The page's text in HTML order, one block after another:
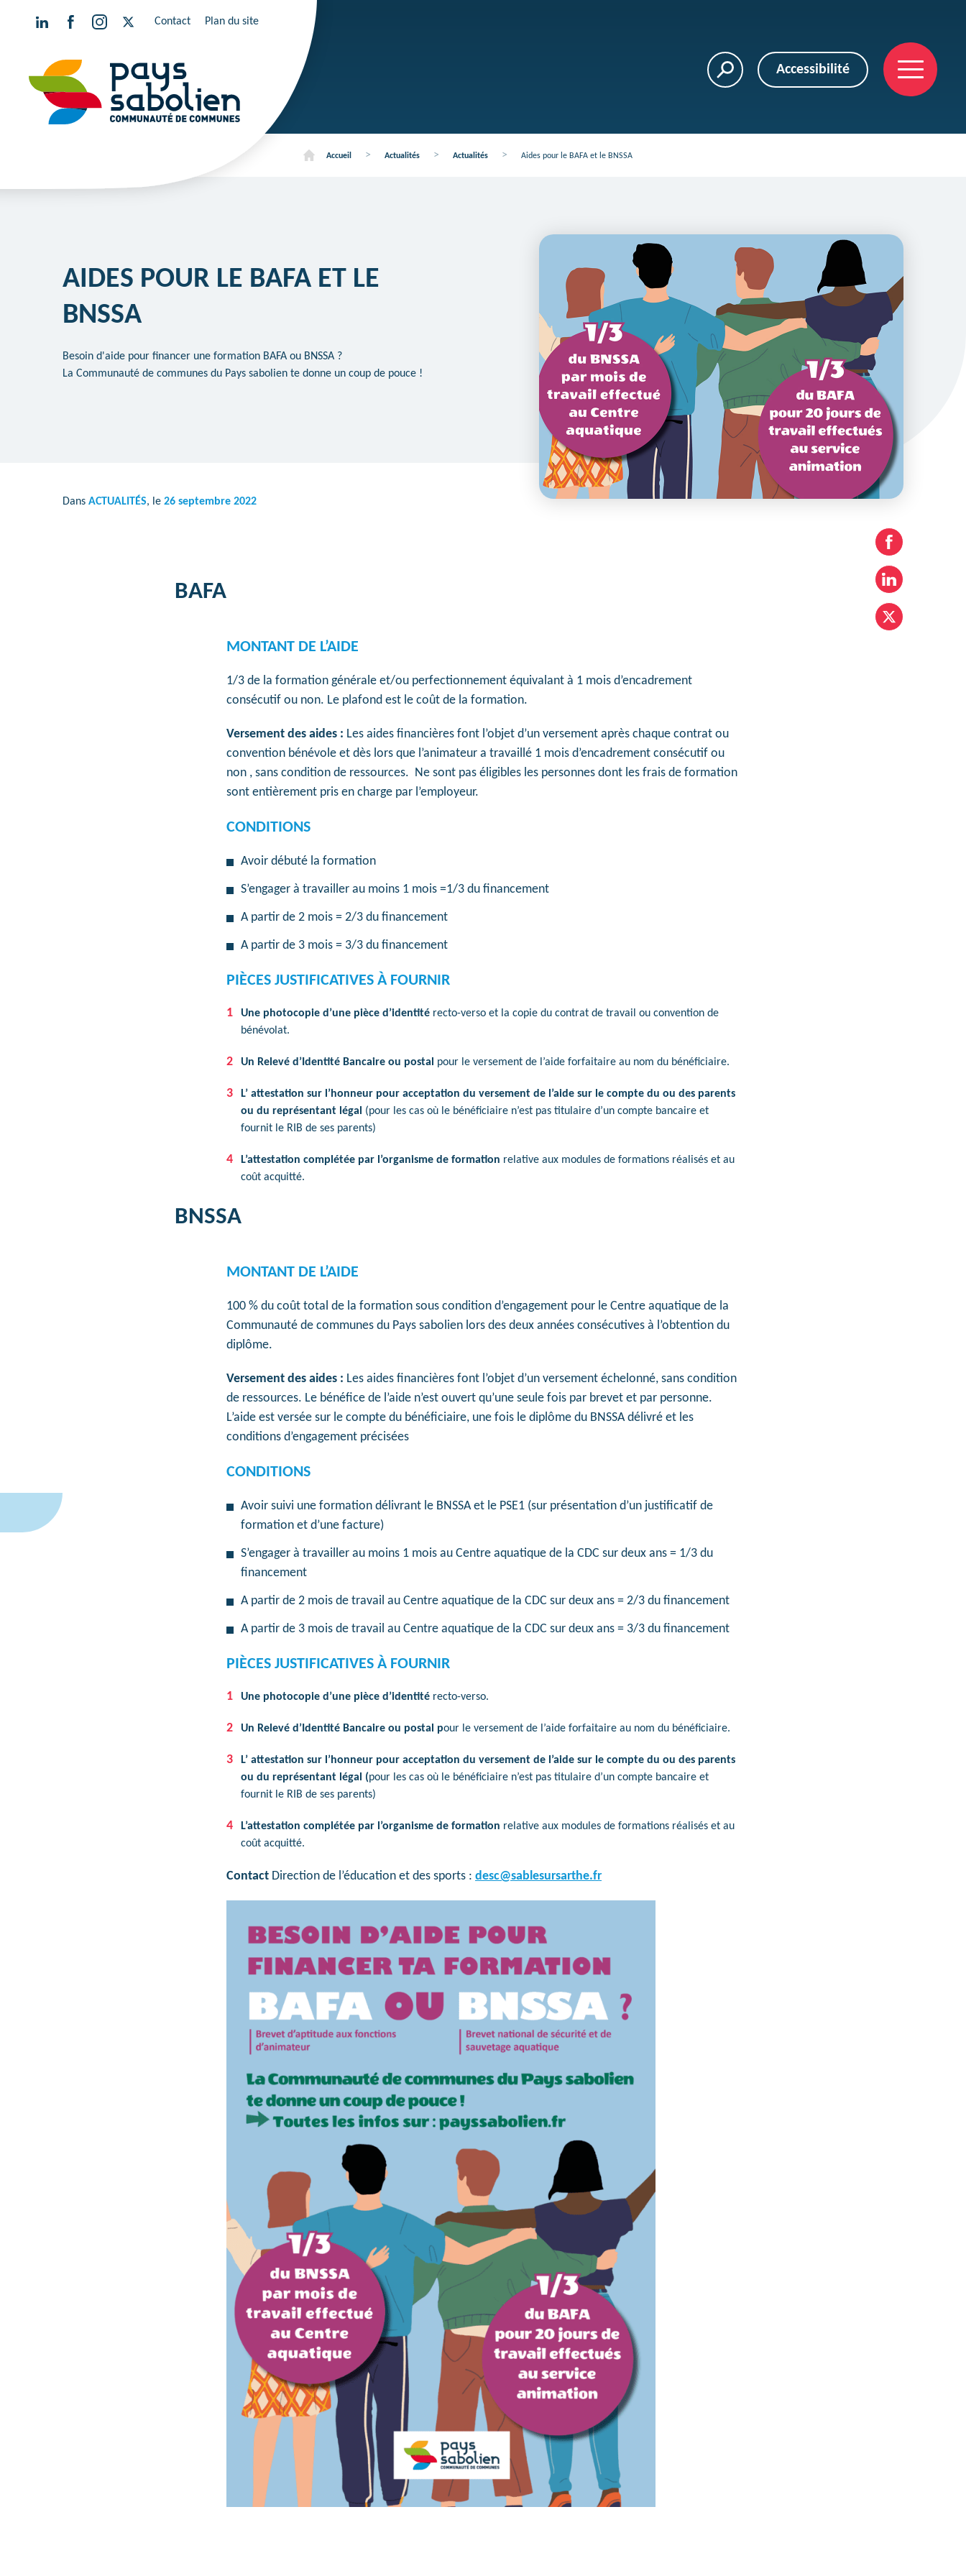
Contact Plan du site
Accessibilité
Accueil > Actualités > Actualités > Aides pour le BAFA et le BNSSA
AIDES POUR LE BAFA ET LE
BNSSA
Besoin d'aide pour financer une formation BAFA ou BNSSA ?
La Communauté de communes du Pays sabolien te donne un coup de pouce !
Dans ACTUALITÉS, le 26 septembre 2022
BAFA
MONTANT DE L’AIDE
1/3 de la formation générale et/ou perfectionnement équivalant à 1 mois d’encadrement
consécutif ou non. Le plafond est le coût de la formation.
Versement des aides : Les aides financières font l’objet d’un versement après chaque contrat ou
convention bénévole et dès lors que l’animateur a travaillé 1 mois d’encadrement consécutif ou
non , sans condition de ressources. Ne sont pas éligibles les personnes dont les frais de formation
sont entièrement pris en charge par l’employeur.
CONDITIONS
Avoir débuté la formation
S’engager à travailler au moins 1 mois =1/3 du financement
A partir de 2 mois = 2/3 du financement
A partir de 3 mois = 3/3 du financement
PIÈCES JUSTIFICATIVES À FOURNIR
Une photocopie d’une pièce d’identité recto-verso et la copie du contrat de travail ou convention de
bénévolat.
Un Relevé d’Identité Bancaire ou postal pour le versement de l’aide forfaitaire au nom du bénéficiaire.
L’ attestation sur l’honneur pour acceptation du versement de l’aide sur le compte du ou des parents
ou du représentant légal
(pour les cas où le bénéficiaire n’est pas titulaire d’un compte bancaire et
fournit le RIB de ses parents)
L’attestation complétée par l’organisme de formation relative aux modules de formations réalisés et au
coût acquitté.
BNSSA
MONTANT DE L’AIDE
100 % du coût total de la formation sous condition d’engagement pour le Centre aquatique de la
Communauté de communes du Pays sabolien lors des deux années consécutives à l’obtention du
diplôme.
Versement des aides : Les aides financières font l’objet d’un versement échelonné, sans condition
de ressources. Le bénéfice de l’aide n’est ouvert qu’une seule fois par brevet et par personne.
L’aide est versée sur le compte du bénéficiaire, une fois le diplôme du BNSSA délivré et les
conditions d’engagement précisées
CONDITIONS
Avoir suivi une formation délivrant le BNSSA et le PSE1 (sur présentation d’un justificatif de
formation et d’une facture)
S’engager à travailler au moins 1 mois au Centre aquatique de la CDC sur deux ans = 1/3 du
financement
A partir de 2 mois de travail au Centre aquatique de la CDC sur deux ans = 2/3 du financement
A partir de 3 mois de travail au Centre aquatique de la CDC sur deux ans = 3/3 du financement
PIÈCES JUSTIFICATIVES À FOURNIR
Une photocopie d’une pièce d’identité recto-verso.
Un Relevé d’Identité Bancaire ou postal pour le versement de l’aide forfaitaire au nom du bénéficiaire.
L’ attestation sur l’honneur pour acceptation du versement de l’aide sur le compte du ou des parents
ou du représentant légal (pour les cas où le bénéficiaire n’est pas titulaire d’un compte bancaire et
fournit le RIB de ses parents)
L’attestation complétée par l’organisme de formation relative aux modules de formations réalisés et au
coût acquitté.
Contact Direction de l’éducation et des sports : desc@sablesursarthe.fr